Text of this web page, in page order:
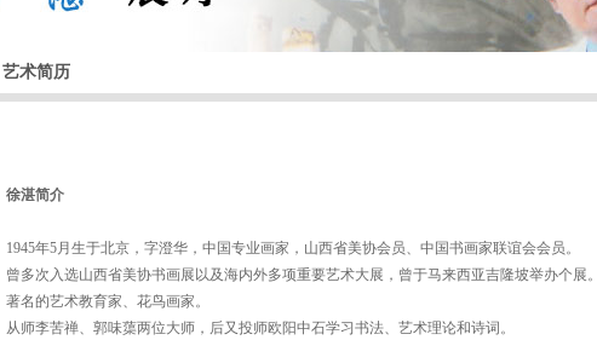
艺术简历
徐湛简介
1945年5月生于北京，字澄华，中国专业画家，山西省美协会员、中国书画家联谊会会员。
曾多次入选山西省美协书画展以及海内外多项重要艺术大展，曾于马来西亚吉隆坡举办个展。
著名的艺术教育家、花鸟画家。
从师李苦禅、郭味蕖两位大师，后又投师欧阳中石学习书法、艺术理论和诗词。